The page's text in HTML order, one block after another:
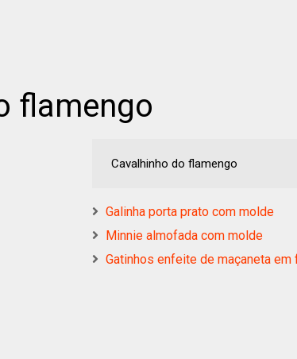
flamengo
Cavalhinho do flamengo
Galinha porta prato com molde
Minnie almofada com molde
Gatinhos enfeite de maçaneta em